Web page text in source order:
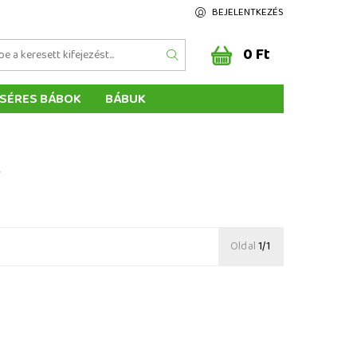
BEJELENTKEZÉS
0 Ft
BÁBOK
BÁBUK
Oldal1/1